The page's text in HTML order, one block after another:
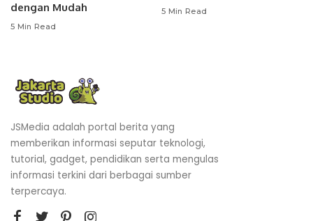
dengan Mudah
5 Min Read
5 Min Read
JSMedia adalah portal berita yang
memberikan informasi seputar teknologi,
tutorial, gadget, pendidikan serta mengulas
informasi terkini dari berbagai sumber
terpercaya.